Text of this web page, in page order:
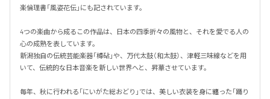
楽倫理書「風姿花伝」にも記されています。
4つの楽曲から成るこの作品は、日本の四季折々の風物と、それを愛でる人の
心の成熟を表しています。
新潟独自の伝統芸能楽器「樽砧」や、万代太鼓（和太鼓）、津軽三味線などを用
いて、伝統的な日本音楽を新しい世界へと、昇華させています。
毎年、秋に行われる「にいがた総おどり」では、美しい衣装を身に纏った「踊り